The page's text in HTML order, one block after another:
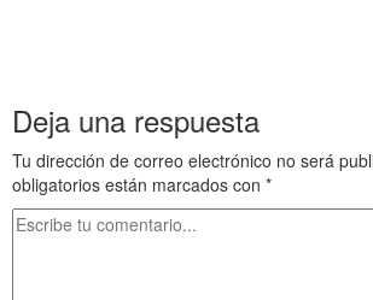
Deja una respuesta
Tu dirección de correo electrónico no será
obligatorios están marcados con *